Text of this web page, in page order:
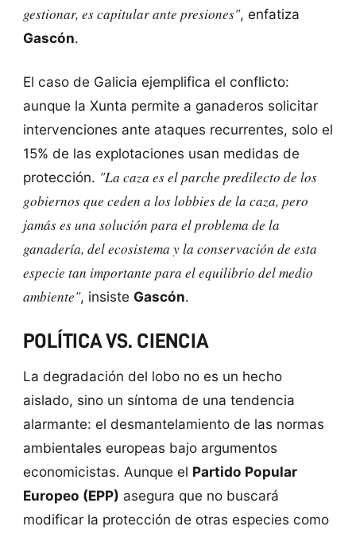
gestionar, es capitular ante presiones", enfatiza
Gascón.
El caso de Galicia ejemplifica el conflicto:
aunque la Xunta permite a ganaderos solicitar
intervenciones ante ataques recurrentes, solo el
15% de las explotaciones usan medidas de
protección. "La caza es el parche predilecto de los
gobiernos que ceden a los lobbies de la caza, pero
jamás es una solución para el problema de la
ganadería, del ecosistema y la conservación de esta
especie tan importante para el equilibrio del medio
ambiente", insiste Gascón.
POLÍTICA VS. CIENCIA
La degradación del lobo no es un hecho
aislado, sino un síntoma de una tendencia
alarmante: el desmantelamiento de las normas
ambientales europeas bajo argumentos
economicistas. Aunque el Partido Popular
Europeo (EPP) asegura que no buscará
modificar la protección de otras especies como